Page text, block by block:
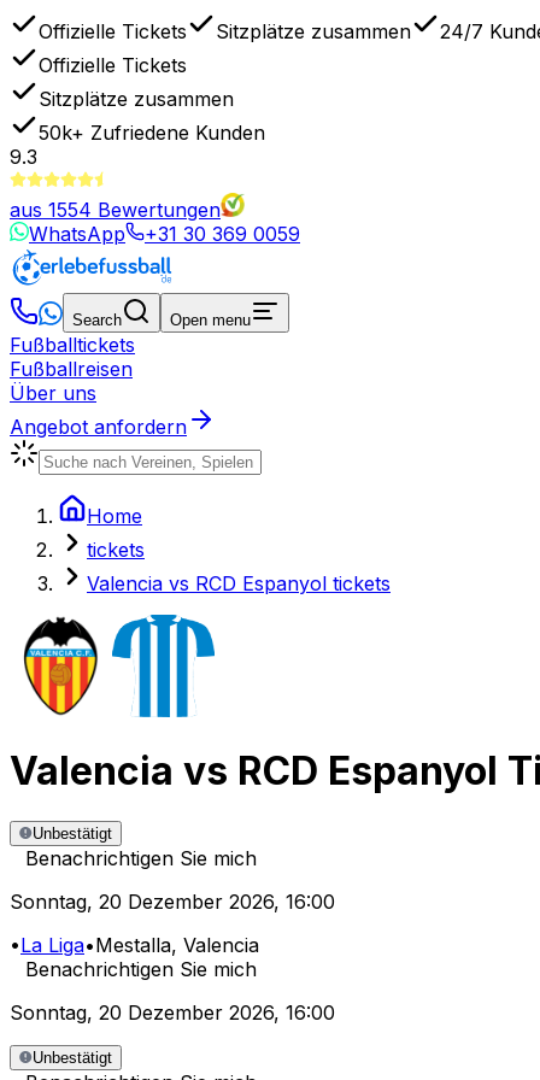
Offizielle Tickets Sitzplätze zusammen
24/7
Offizielle Tickets
Sitzplätze zusammen
50k+ Zufriedene Kunden
9.3
aus 1554 Bewertungen
WhatsApp
+31 30 369 0059
Search Open menu
Fußballtickets
Fußballreisen
Über uns
Angebot anfordern
Home
tickets
Valencia vs RCD Espanyol tickets
Valencia vs RCD Espanyol
Unbestätigt
Benachrichtigen Sie mich
Sonntag, 20 Dezember 2026, 16:00
•La Liga•Mestalla, Valencia
Benachrichtigen Sie mich
Sonntag, 20 Dezember 2026, 16:00
Unbestätigt